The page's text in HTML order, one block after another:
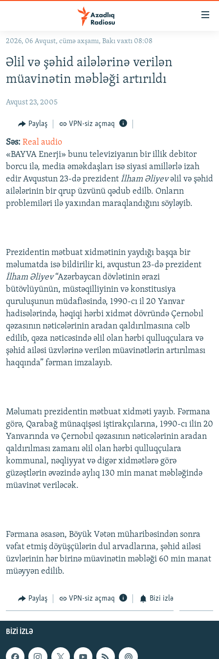
Əsas
qayıt
Əsas
qayıt
#ƏSLINDƏ
FƏRQƏ BAX
QANUNI DOĞRU
ARAŞDIRMA
MULTIMEDIA
VIDEO
KARIKATURA
RADIO ARXIV
İSLAM VƏ DEMOKRATIYA
İZ - MƏDƏNIYYƏT PROQRAMI
PEŞƏ ETIKASI VƏ JURNALISTIKA STANDARTLARIMIZ
MATERIALLARIMIZDAN ISTIFADƏ
AZADLIQRADIOSU MOBIL TELEFONUNUZDA
BIZIMLƏ ƏLAQƏ
XƏBƏR BÜLLETENLƏRIMIZ
RFE/RL-in bütün saytları
2026, 06 Avqust, cümə axşamı, Bakı vaxtı 08:08
Əlil və şəhid ailələrinə verilən
müavinətin məbləği artırıldı
Avqust 23, 2005
Paylaş VPN-siz açmaq
Səs: Real audio
«BAYVA Enerji» bunu televiziyanın bir illik debitor
borcu ilə, media əməkdaşları isə siyasi amillərlə izah
edir Avqustun 23-də prezident İlham Əliyevəlil və şəhid
ailələrinin bir qrup üzvünü qədub edilb. Onların
problemiləri ilə yaxından maraqlandığını söyləyib.
Prezidentin mətbuat xidmətinin yaydığı başqa bir
məlumatda isə bildirilir ki, avqustun 23-də prezident
İlham Əliyev“Azərbaycan dövlətinin ərazi
bütövlüyünün, müstəqilliyinin və konstitusiya
quruluşunun müdafiəsində, 1990-cı il 20 Yanvar
hadisələrində, həqiqi hərbi xidmət dövründə Çernobıl
qəzasının nəticələrinin aradan qaldırılmasına cəlb
edilib, qəza nəticəsində əlil olan hərbi qulluqçulara və
şəhid ailəsi üzvlərinə verilən müavinətlərin artırılması
haqqında” fərman imzalayıb.
Məlumatı prezidentin mətbuat xidməti yayıb. Fərmana
görə, Qarabağ münaqişəsi iştirakçılarına, 1990-cı ilin 20
Yanvarında və Çernobıl qəzasının nəticələrinin aradan
qaldırılması zamanı əlil olan hərbi qulluqçulara
kommunal, nəqliyyat və digər xidmətlərə görə
güzəştlərin əvəzində aylıq 130 min manat məbləğində
müavinət veriləcək.
Fərmana əsasən, Böyük Vətən müharibəsindən sonra
vəfat etmiş döyüşçülərin dul arvadlarına, şəhid ailəsi
üzvlərinin hər birinə müavinətin məbləği 60 min manat
müəyyən edilib.
Paylaş VPN-siz açmaq Bizi izlə
BIZI IZLƏ